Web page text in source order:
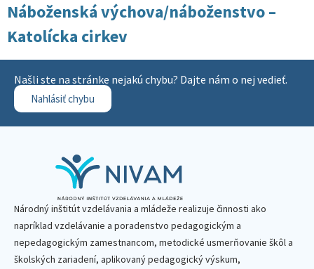
Náboženská výchova/náboženstvo –
Katolícka cirkev
Našli ste na stránke nejakú chybu? Dajte nám o nej vedieť.
Nahlásiť chybu
Národný inštitút vzdelávania a mládeže realizuje činnosti ako
napríklad vzdelávanie a poradenstvo pedagogickým a
nepedagogickým zamestnancom, metodické usmerňovanie škôl a
školských zariadení, aplikovaný pedagogický výskum,